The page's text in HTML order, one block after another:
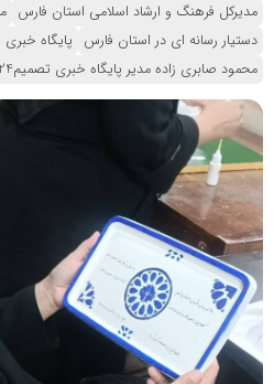
مدیرکل فرهنگ و ارشاد اسلامی استان فارس
دستیار رسانه ای در استان فارس پایگاه
محمود صابری زاده مدیر پایگاه خبری تصمیم24